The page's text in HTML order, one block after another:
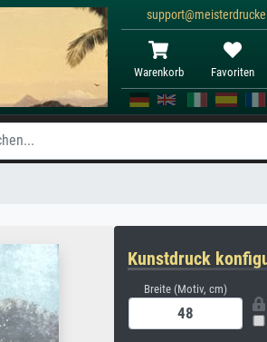
Warenkorb Favoriten
Kunstdruck
Breite (Motiv, cm)